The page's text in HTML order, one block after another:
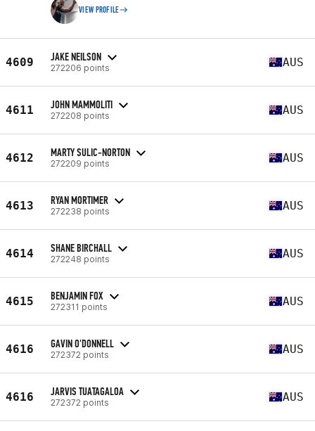
VIEW PROFILE
4609 JAKE NEILSON
272206 points AUS
4611 JOHN MAMMOLITI
272208 points AUS
4612 MARTY SULIC-NORTON
272209 points AUS
4613 RYAN MORTIMER
272238 points AUS
4614 SHANE BIRCHALL
272248 points AUS
4615 BENJAMIN FOX
272311 points AUS
4616 GAVIN O'DONNELL
272372 points AUS
4616 JARVIS TUATAGALOA
272372 points AUS